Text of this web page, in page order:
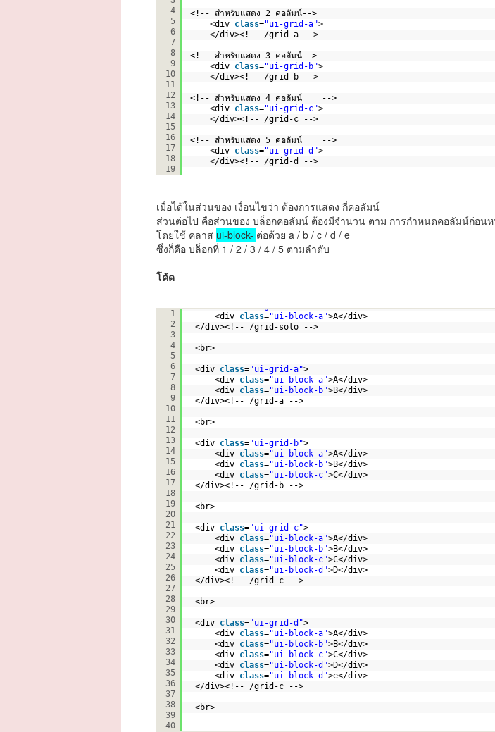
4
5
6
7
8
9
10
11
12
13
14
15
16
17
18
19
<!-- สำหรับแสดง 2 คอลัมน์-->
<div class="ui-grid-a">
</div><!-- /grid-a -->
<!-- สำหรับแสดง 3 คอลัมน์-->
<div class="ui-grid-b">
</div><!-- /grid-b -->
<!-- สำหรับแสดง 4 คอลัมน์    -->
<div class="ui-grid-c">
</div><!-- /grid-c -->
<!-- สำหรับแสดง 5 คอลัมน์    -->
<div class="ui-grid-d">
</div><!-- /grid-d -->
เมื่อได้ในส่วนของ เงื่อนไขว่า ต้องการแสดง กี่คอลัมน์
ส่วนต่อไป คือส่วนของ บล็อกคอลัมน์ ต้องมีจำนวน ตาม การกำหนดคอลัมน์ก่อน
โดยใช้ คลาส ui-block- ต่อด้วย a / b / c / d / e
ซึ่งก็คือ บล็อกที่ 1 / 2 / 3 / 4 / 5 ตามลำดับ
โค้ด
1
2
3
4
5
6
7
8
9
10
11
12
13
14
15
16
17
18
19
20
21
22
23
24
25
26
27
28
29
30
31
32
33
34
35
36
37
38
39
40
<div class="ui-grid-solo">
<div class="ui-block-a">A</div>
</div><!-- /grid-solo -->
<br>
<div class="ui-grid-a">
<div class="ui-block-a">A</div>
<div class="ui-block-b">B</div>
</div><!-- /grid-a -->
<br>
<div class="ui-grid-b">
<div class="ui-block-a">A</div>
<div class="ui-block-b">B</div>
<div class="ui-block-c">C</div>
</div><!-- /grid-b -->
<br>
<div class="ui-grid-c">
<div class="ui-block-a">A</div>
<div class="ui-block-b">B</div>
<div class="ui-block-c">C</div>
<div class="ui-block-d">D</div>
</div><!-- /grid-c -->
<br>
<div class="ui-grid-d">
<div class="ui-block-a">A</div>
<div class="ui-block-b">B</div>
<div class="ui-block-c">C</div>
<div class="ui-block-d">D</div>
<div class="ui-block-d">e</div>
</div><!-- /grid-c -->
<br>